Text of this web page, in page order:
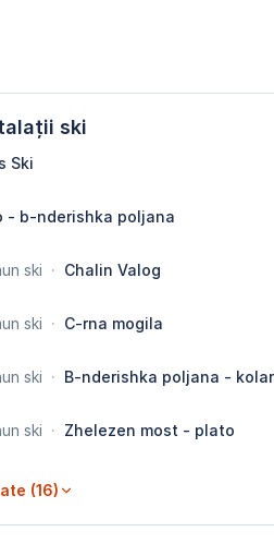
ski
Ski
- b-nderishka poljana
ski · Chalin Valog
ski · C-rna mogila
ski · B-nderishka poljana -
ski · Zhelezen most - plato
(16)